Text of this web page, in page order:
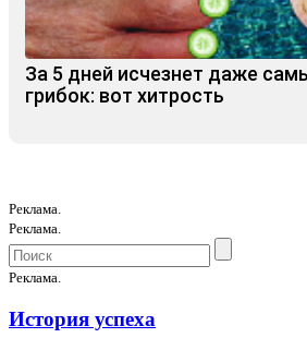
За 5 дней исчезнет даже
грибок: вот хитрость
Реклама.
Реклама.
Реклама.
История успеха